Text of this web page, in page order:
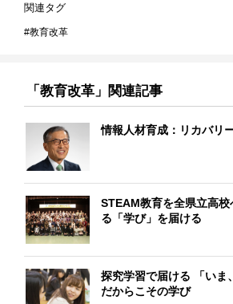
関連タグ
教育改革
「教育改革」関連記事
情報人材育成：リカバリ
STEAM教育を全県立高
る「学び」を届ける
探究学習で届ける 「いま
だからこその学び